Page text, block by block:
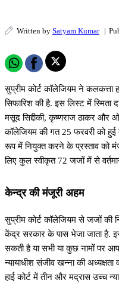
Written by Satyam Kumar |
सुप्रीम कोर्ट कॉलेजियम ने कलकत्ता
सिफारिश की है. इस लिस्ट में स्मिता
मसूद सिद्दीकी, कृष्णराज ठाकर और
कॉलेजियम की गत 25 फरवरी को
रूप में नियुक्त करने के प्रस्ताव को
लिए कुल स्वीकृत 72 जजों में से
केन्द्र की मंजूरी अहम
सुप्रीम कोर्ट कॉलेजियम से जजों की
केंद्र सरकार के पास भेजा जाता है.
सकती है या सभी या कुछ नामों पर
न्यायाधीश संजीव खन्ना की अध्यक्षता
हाई कोर्ट में तीन और मद्रास उच्च